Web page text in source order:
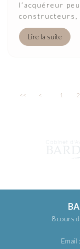
l’acquéreur
constructeurs,
Lire la suite
<< < 1 2
8 cours
Email :